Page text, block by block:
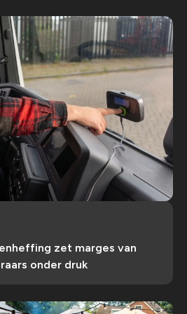
zet marges van
onder druk